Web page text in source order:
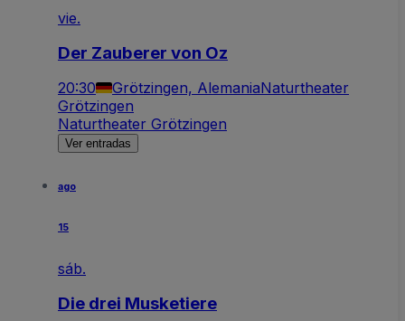
vie.
Der Zauberer von Oz
20:30 Grötzingen, AlemaniaNaturtheater
Grötzingen
Naturtheater Grötzingen
Ver entradas
ago
15
sáb.
Die drei Musketiere